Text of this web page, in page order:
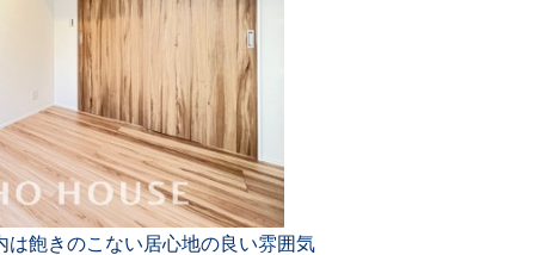
は飽きのこない居心地の良い雰囲気